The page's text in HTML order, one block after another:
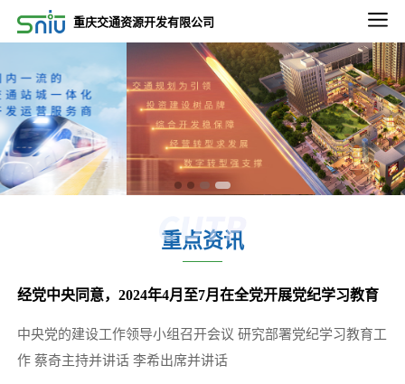
重庆交通资源开发有限公司
重点资讯
经党中央同意，2024年4月至7月在全党开展党纪学习教育
中央党的建设工作领导小组召开会议 研究部署党纪学习教育工
作 蔡奇主持并讲话 李希出席并讲话
2022-2023年度重庆通邑物业轨道线绿植养租赁养护服务比选邀请第三次公告
2022-2023年度重庆通邑物业永川三峰项目保洁、绿化服务比选邀请公告
2022-09-02
2022-2023年度重庆通邑物业永川三峰项目保安服务 比选邀请公告
2022-09-26
2022-11-11
微电园站一体化综合开发项目设计咨询服务中选候选人公示
2025-12-24